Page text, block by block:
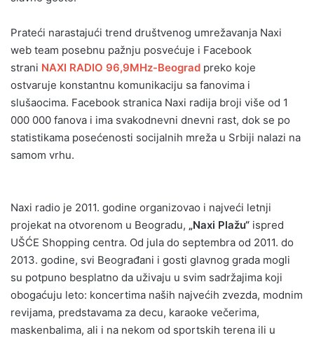
Prateći narastajući trend društvenog umrežavanja Naxi
web team posebnu pažnju posvećuje i Facebook
strani NAXI RADIO 96,9MHz-Beograd preko koje
ostvaruje konstantnu komunikaciju sa fanovima i
slušaocima. Facebook stranica Naxi radija broji više od 1
000 000 fanova i ima svakodnevni dnevni rast, dok se po
statistikama posećenosti socijalnih mreža u Srbiji nalazi na
samom vrhu.
Naxi radio je 2011. godine organizovao i najveći letnji
projekat na otvorenom u Beogradu, „Naxi Plažu“ ispred
UŠĆE Shopping centra. Od jula do septembra od 2011. do
2013. godine, svi Beograđani i gosti glavnog grada mogli
su potpuno besplatno da uživaju u svim sadržajima koji
obogaćuju leto: koncertima naših najvećih zvezda, modnim
revijama, predstavama za decu, karaoke večerima,
maskenbalima, ali i na nekom od sportskih terena ili u